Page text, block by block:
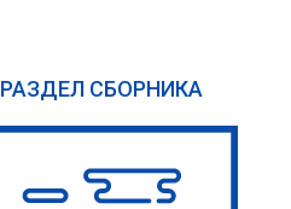
РАЗДЕЛ СБОРНИКА